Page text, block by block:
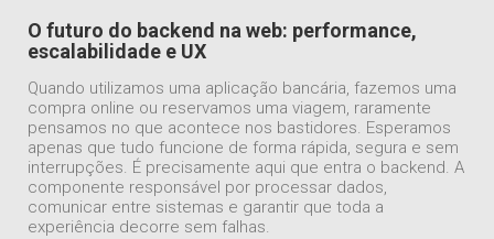
O futuro do backend na web: performance,
escalabilidade e UX
Quando utilizamos uma aplicação bancária, fazemos uma
compra online ou reservamos uma viagem, raramente
pensamos no que acontece nos bastidores. Esperamos
apenas que tudo funcione de forma rápida, segura e sem
interrupções. É precisamente aqui que entra o backend. A
componente responsável por processar dados,
comunicar entre sistemas e garantir que toda a
experiência decorre sem falhas.